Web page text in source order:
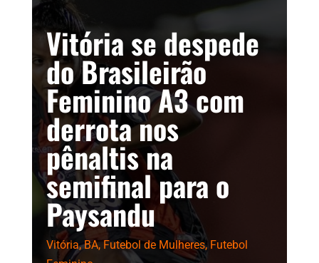
Vitória se despede
do Brasileirão
Feminino A3 com
derrota nos
pênaltis na
semifinal para o
Paysandu
Vitória,BA, Futebol de Mulheres, Futebol